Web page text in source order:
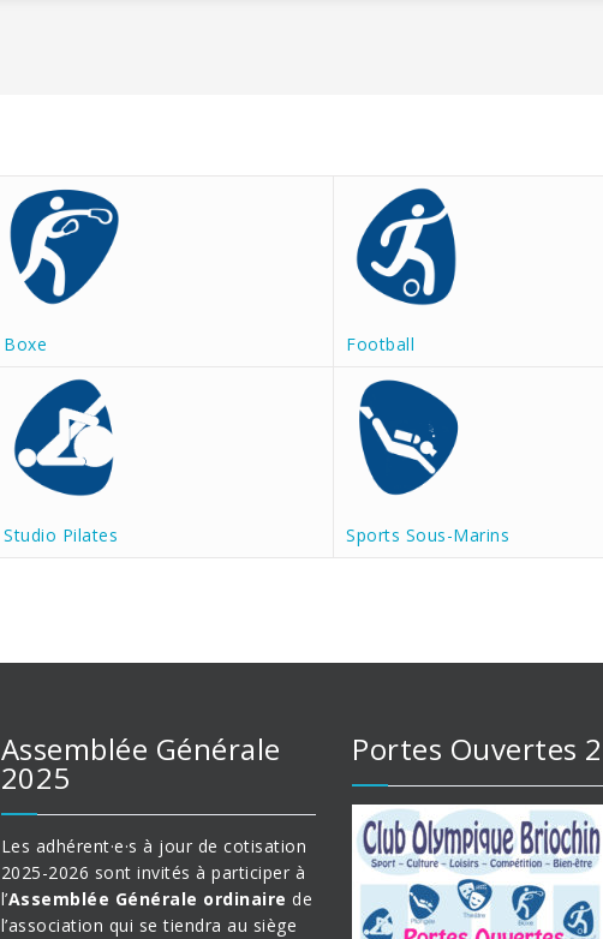
Boxe Football
Studio Pilates Sports Sous-Marins
Assemblée Générale
2025
Les adhérent·e·s à jour de cotisation
2025-2026 sont invités à participer à
l’Assemblée Générale ordinaire de
l’association qui se tiendra au siège
Portes Ouvertes